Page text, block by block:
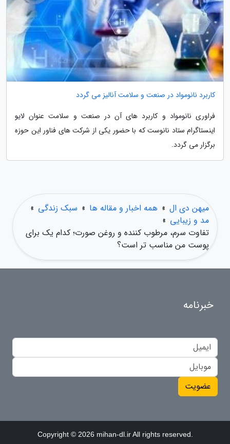
کاربرد نانومواد در صنعت و سلامت آنالیز می گردد
فراوری نانومواد و کاربرد های آن در صنعت و سلامت عنوان لایو
اینستاگرام ستاد نانوست که با حضور یکی از شرکت های فناور این حوزه
برگزار می گردد.
میهن دی ال » همه اخبار و مقاله ها » سبک زندگی »
مد و زیبایی »
تفاوت سرم، مرطوب کننده و روغن صورت؛ کدام یک برای
پوست من مناسب تر است؟
خبرنامه
عضویت
Copyright © 2026 mihan-dl.ir All rights reserved.